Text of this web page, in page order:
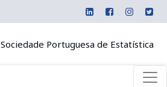
Sociedade Portuguesa de Estatística